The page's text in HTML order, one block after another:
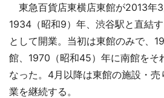
東急百貨店東横店東館が2013年3
1934（昭和9）年、渋谷駅と直結
として開業。当初は東館のみで、
館、1970（昭和45）年に南館をそ
なった。4月以降は東館の施設・
業を継続する。